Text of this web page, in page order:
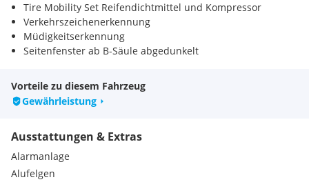
Tire Mobility Set Reifendichtmittel und Kompressor
Verkehrszeichenerkennung
Müdigkeitserkennung
Seitenfenster ab B-Säule abgedunkelt
DAB-Radio
Schiebetür rechts
Schiebetür links
Vorteile zu diesem Fahrzeug
Gewährleistung
Ausstattungen & Extras
Alarmanlage
Alufelgen